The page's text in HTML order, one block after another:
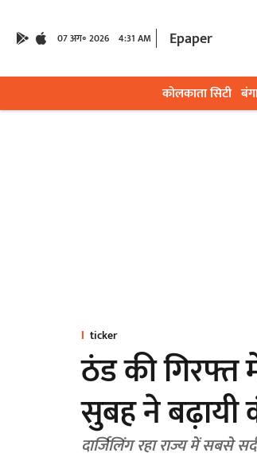
07 अग॰ 2026 4:31 AM Epaper
कोलकाता सिटी
ticker
ठंड की गिरफ्त
सुबह ने
दार्जिलिंग रहा राज्य में सबसे सर्द